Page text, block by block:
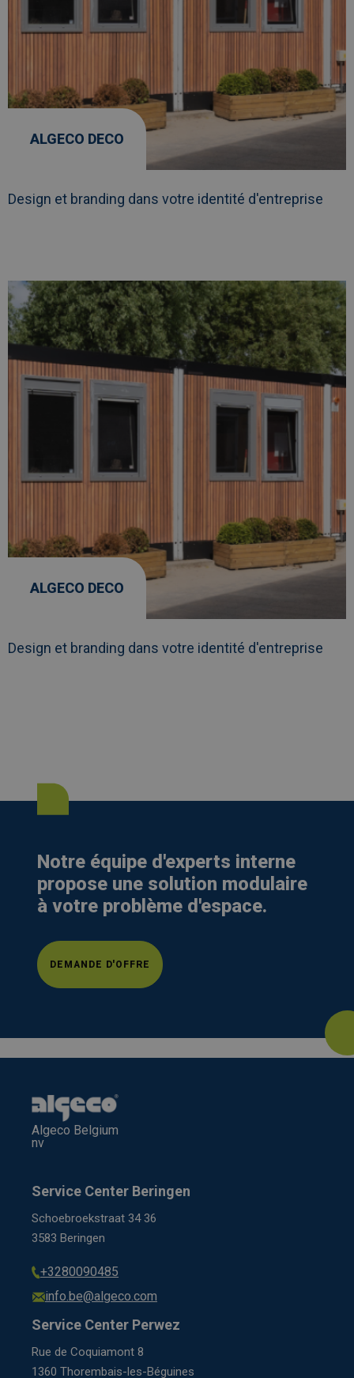
ALGECO DECO
Design et branding dans votre identité d'entreprise
Afbeelding
ALGECO DECO
Design et branding dans votre identité d'entreprise
link
naarAlgeco
Deco
Notre équipe d'experts interne
propose une solution modulaire
à votre problème d'espace.
DEMANDE D'OFFRE
Algeco Belgium
nv
Service Center Beringen
Schoebroekstraat 34 36
3583 Beringen
+3280090485
info.be@algeco.com
Service Center Perwez
Rue de Coquiamont 8
1360 Thorembais-les-Béguines